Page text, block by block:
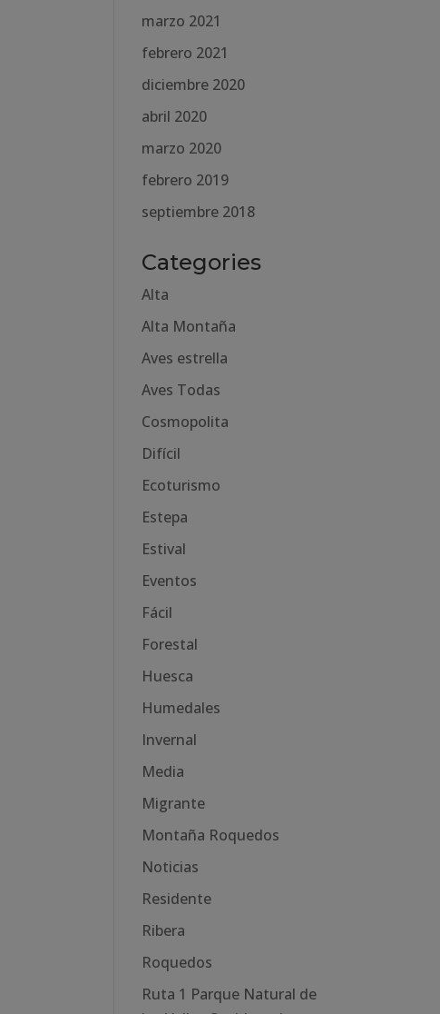
marzo 2021
febrero 2021
diciembre 2020
abril 2020
marzo 2020
febrero 2019
septiembre 2018
Categories
Alta
Alta Montaña
Aves estrella
Aves Todas
Cosmopolita
Difícil
Ecoturismo
Estepa
Estival
Eventos
Fácil
Forestal
Huesca
Humedales
Invernal
Media
Migrante
Montaña Roquedos
Noticias
Residente
Ribera
Roquedos
Ruta 1 Parque Natural de